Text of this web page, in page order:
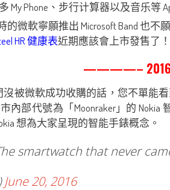
Phone、步行计算器以及音乐等
微軟寧願推出 Microsoft Band 也
HR 健康表近期應該會上市發售了！
————– 2016
沒被微軟成功收購的話，您不單
內部代號為「Moonraker」的
想為大家呈現的智能手錶概念。
smartwatch that never
June 20, 2016